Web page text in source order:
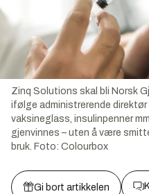
Zinq Solutions skal bli Norsk
ifølge administrerende
vaksineglass, insulinpenner
gjenvinnes – uten å være
bruk. Foto: Colourbox
Gi bort artikkelen